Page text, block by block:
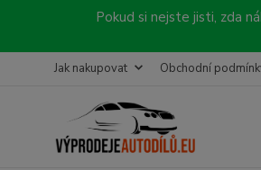
Pokud si nejste jisti, zda
Jak nakupovat Obchodní